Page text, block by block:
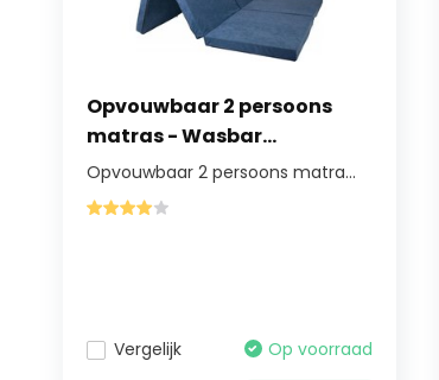
Opvouwbaar 2 persoons
matras - Wasbar...
Opvouwbaar 2 persoons matra...
Vergelijk Op voorraad